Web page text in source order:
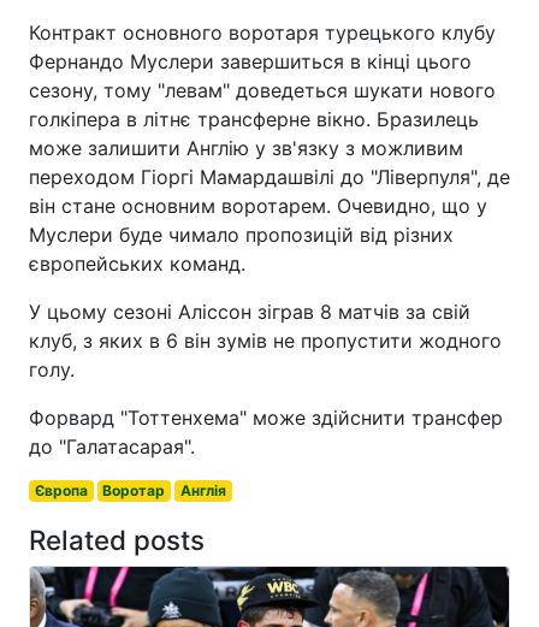
Контракт основного воротаря турецького клубу
Фернандо Муслери завершиться в кінці цього
сезону, тому "левам" доведеться шукати нового
голкіпера в літнє трансферне вікно. Бразилець
може залишити Англію у зв'язку з можливим
переходом Гіоргі Мамардашвілі до "Ліверпуля", де
він стане основним воротарем. Очевидно, що у
Муслери буде чимало пропозицій від різних
європейських команд.
У цьому сезоні Аліссон зіграв 8 матчів за свій
клуб, з яких в 6 він зумів не пропустити жодного
голу.
Форвард "Тоттенхема" може здійснити трансфер
до "Галатасарая".
Європа Воротар Англія
Related posts